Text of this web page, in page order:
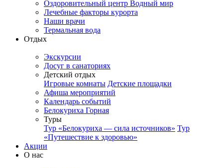
Оздоровительный центр Водный мир
Лечебные факторы курорта
Наши врачи
Термальная вода
Отдых
Экскурсии
Досуг в санаториях
Детский отдых
Игровые комнаты Детские площадки
Афиша мероприятий
Календарь событий
Белокуриха Горная
Туры
Тур «Белокуриха — сила источников» Тур
«Путешествие к здоровью»
Акции
О нас